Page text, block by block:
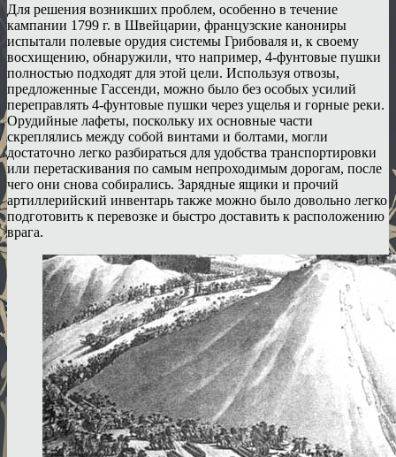
Для решения возникших проблем, особенно в течение
кампании 1799 г. в Швейцарии, французские канониры
испытали полевые орудия системы Грибоваля и, к своему
восхищению, обнаружили, что например, 4-фунтовые пушки
полностью подходят для этой цели. Используя отвозы,
предложенные Гассенди, можно было без особых усилий
переправлять 4-фунтовые пушки через ущелья и горные реки.
Орудийные лафеты, поскольку их основные части
скреплялись между собой винтами и болтами, могли
достаточно легко разбираться для удобства транспортировки
или перетаскивания по самым непроходимым дорогам, после
чего они снова собирались. Зарядные ящики и прочий
артиллерийский инвентарь также можно было довольно легко
подготовить к перевозке и быстро доставить к расположению
врага.